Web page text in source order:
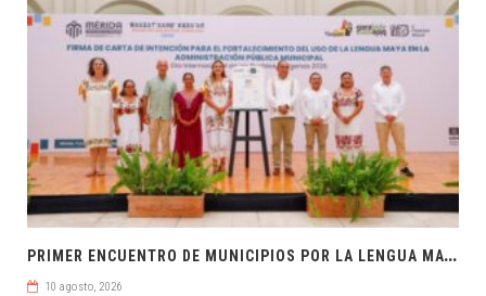
P
RIMER ENCUENTRO DE MUNICIPIOS POR LA LENGUA MAYA
10 agosto, 2026